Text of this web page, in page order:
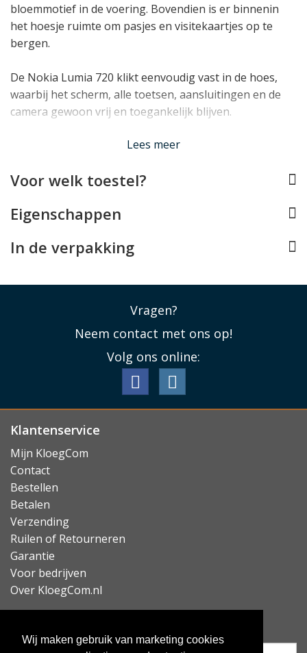
Wij maken gebruik van marketing cookies
bloemmotief in de voering. Bovendien is er binnenin
het hoesje ruimte om pasjes en visitekaartjes op te
bergen.
De Nokia Lumia 720 klikt eenvoudig vast in de hoes,
waarbij het scherm, alle toetsen, aansluitingen en de
camera gewoon vrij en toegankelijk blijven.
Lees minder
Lees meer
Voor welk toestel?
Eigenschappen
In de verpakking
Vragen?
Neem contact met ons op!
Volg ons online:
Klantenservice
Mijn KloegCom
Contact
Bestellen
Betalen
Verzending
Ruilen of Retourneren
Garantie
Voor bedrijven
Over KloegCom.nl